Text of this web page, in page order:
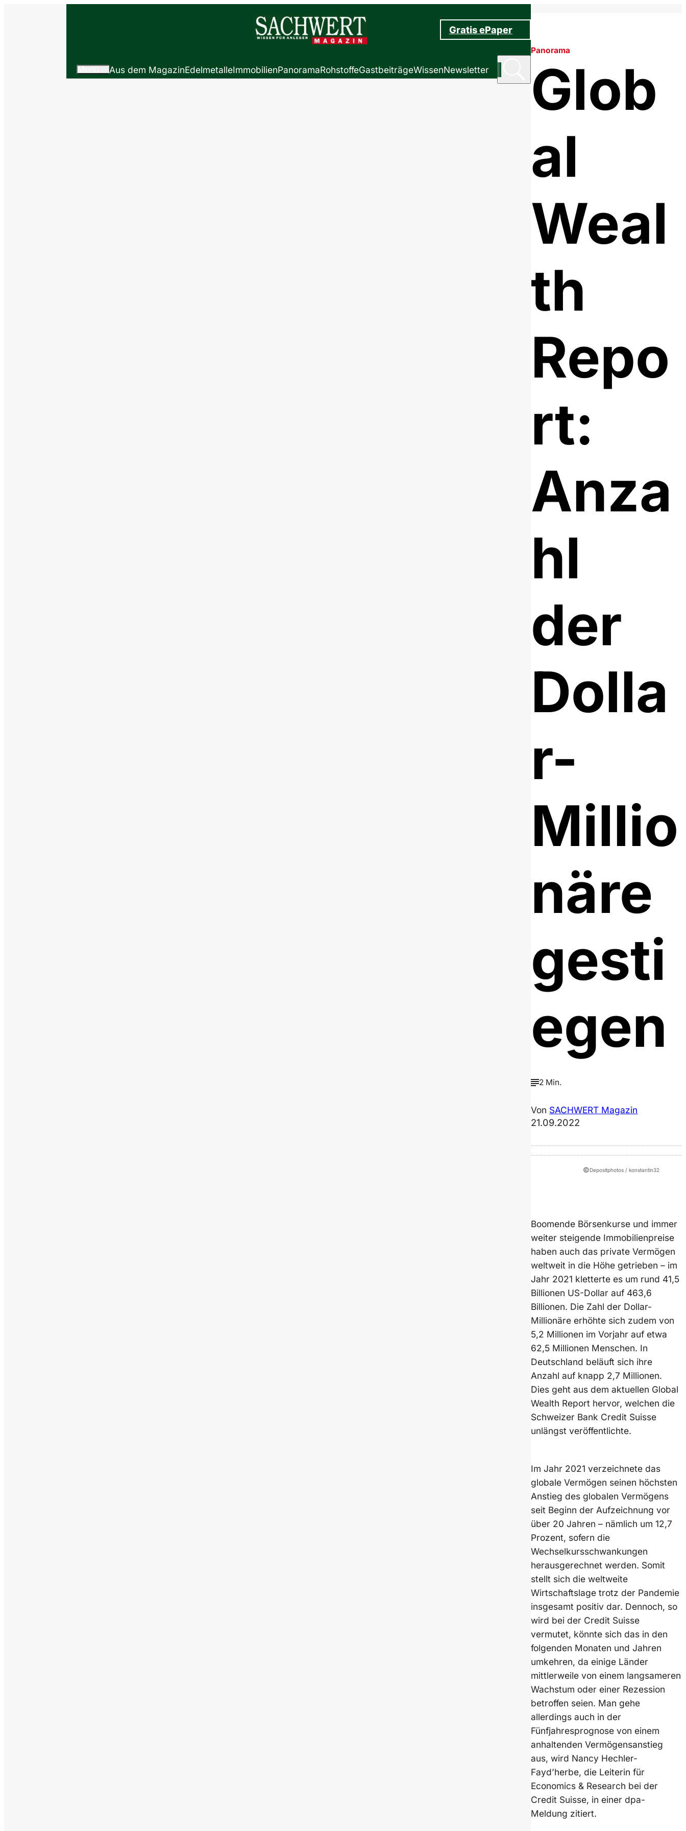
Gratis ePaper
Aus dem MagazinEdelmetalleImmobilienPanoramaRohstoffeGastbeiträgeWissenNewsletter
Panorama
Glob
al
Weal
th
Repo
rt:
Anza
hl
der
Dolla
r-
Millio
näre
gesti
egen
2 Min.
Von SACHWERT Magazin
21.09.2022
©Depositphotos / konstantin32
Boomende Börsenkurse und immer
weiter steigende Immobilienpreise
haben auch das private Vermögen
weltweit in die Höhe getrieben – im
Jahr 2021 kletterte es um rund 41,5
Billionen US-Dollar auf 463,6
Billionen. Die Zahl der Dollar-
Millionäre erhöhte sich zudem von
5,2 Millionen im Vorjahr auf etwa
62,5 Millionen Menschen. In
Deutschland beläuft sich ihre
Anzahl auf knapp 2,7 Millionen.
Dies geht aus dem aktuellen Global
Wealth Report hervor, welchen die
Schweizer Bank Credit Suisse
unlängst veröffentlichte.
Im Jahr 2021 verzeichnete das
globale Vermögen seinen höchsten
Anstieg des globalen Vermögens
seit Beginn der Aufzeichnung vor
über 20 Jahren – nämlich um 12,7
Prozent, sofern die
Wechselkursschwankungen
herausgerechnet werden. Somit
stellt sich die weltweite
Wirtschaftslage trotz der Pandemie
insgesamt positiv dar. Dennoch, so
wird bei der Credit Suisse
vermutet, könnte sich das in den
folgenden Monaten und Jahren
umkehren, da einige Länder
mittlerweile von einem langsameren
Wachstum oder einer Rezession
betroffen seien. Man gehe
allerdings auch in der
Fünfjahresprognose von einem
anhaltenden Vermögensanstieg
aus, wird Nancy Hechler-
Fayd’herbe, die Leiterin für
Economics & Research bei der
Credit Suisse, in einer dpa-
Meldung zitiert.